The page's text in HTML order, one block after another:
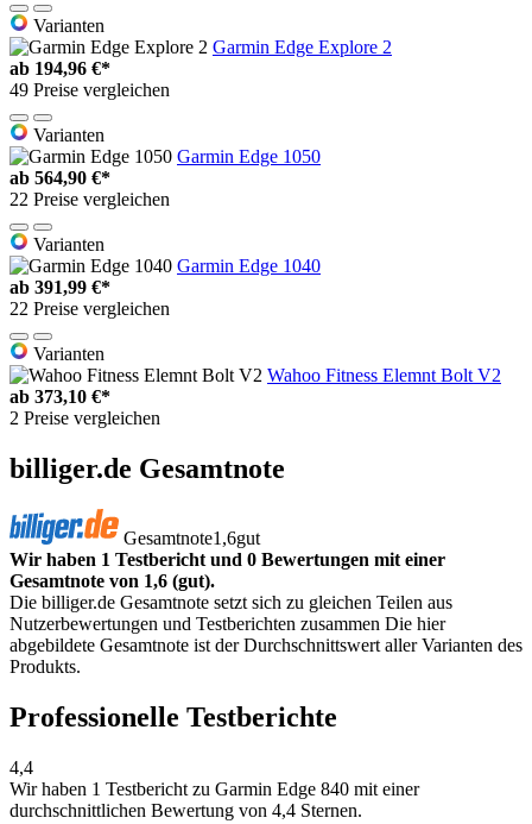
Varianten
Garmin Edge Explore 2
ab 194,96 €*
49 Preise vergleichen
Varianten
Garmin Edge 1050
ab 564,90 €*
22 Preise vergleichen
Varianten
Garmin Edge 1040
ab 391,99 €*
22 Preise vergleichen
Varianten
Wahoo Fitness Elemnt Bolt V2
ab 373,10 €*
2 Preise vergleichen
billiger.de Gesamtnote
Gesamtnote1,6gut
Wir haben 1 Testbericht und 0 Bewertungen mit einer
Gesamtnote von 1,6 (gut).
Die billiger.de Gesamtnote setzt sich zu gleichen Teilen aus
Nutzerbewertungen und Testberichten zusammen Die hier
abgebildete Gesamtnote ist der Durchschnittswert aller Varianten des
Produkts.
Professionelle Testberichte
4,4
Wir haben 1 Testbericht zu Garmin Edge 840 mit einer
durchschnittlichen Bewertung von 4,4 Sternen.